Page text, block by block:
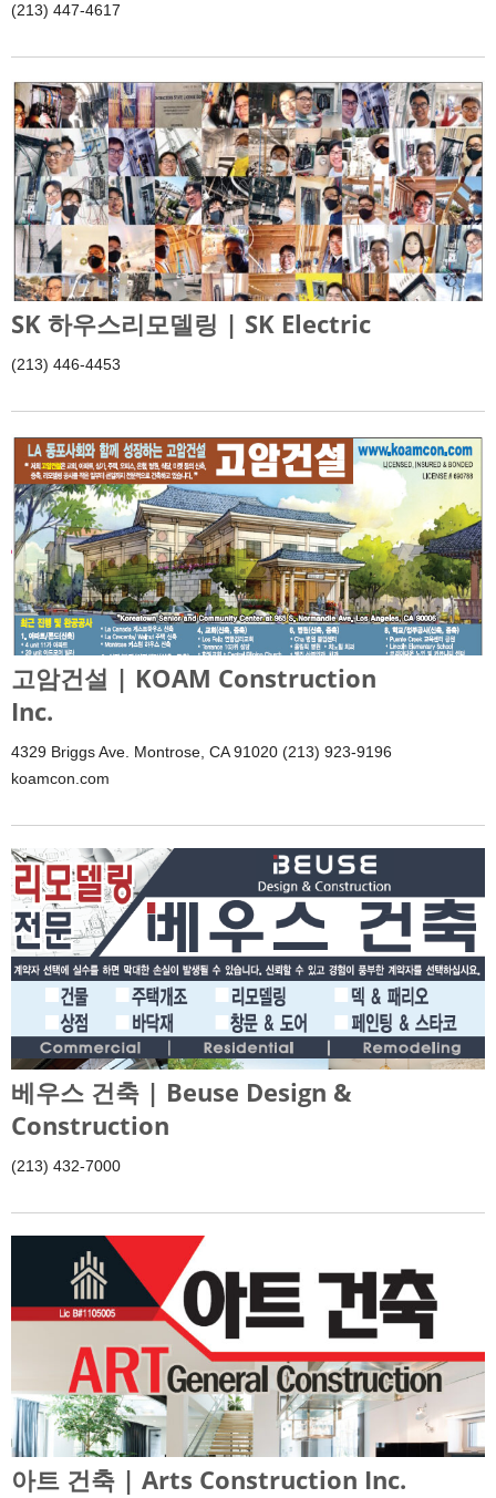
(213) 447-4617
SK 하우스리모델링 | SK Electric
(213) 446-4453
고암건설 | KOAM Construction
Inc.
4329 Briggs Ave. Montrose, CA 91020 (213) 923-9196
koamcon.com
베우스 건축 | Beuse Design &
Construction
(213) 432-7000
아트 건축 | Arts Construction Inc.